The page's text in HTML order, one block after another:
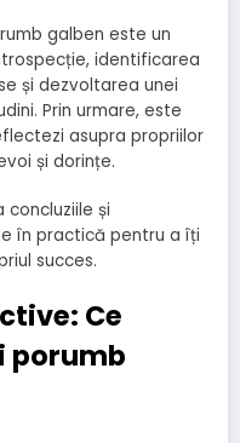
galben este un
identificarea
și dezvoltarea unei
Prin urmare, este
asupra propriilor
și dorințe.
și
în practică pentru a îți
succes.
Ce
porumb